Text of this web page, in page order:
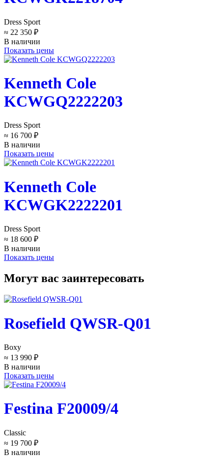
Dress Sport
≈ 22 350 ₽
В наличии
Показать цены
Kenneth Cole
KCWGQ2222203
Dress Sport
≈ 16 700 ₽
В наличии
Показать цены
Kenneth Cole
KCWGK2222201
Dress Sport
≈ 18 600 ₽
В наличии
Показать цены
Могут вас заинтересовать
Rosefield QWSR-Q01
Boxy
≈ 13 990 ₽
В наличии
Показать цены
Festina F20009/4
Classic
≈ 19 700 ₽
В наличии